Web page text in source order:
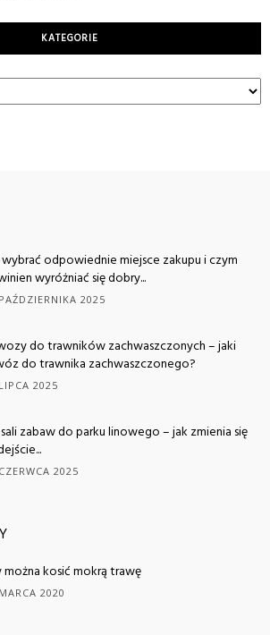
KATEGORIE
wybrać odpowiednie miejsce zakupu i czym
wyróżniać się dobry...
2025
do trawników zachwaszczonych – jaki
do trawnika zachwaszczonego?
2025
zabaw do parku linowego – jak zmienia się
2025
można kosić mokrą trawę
2020